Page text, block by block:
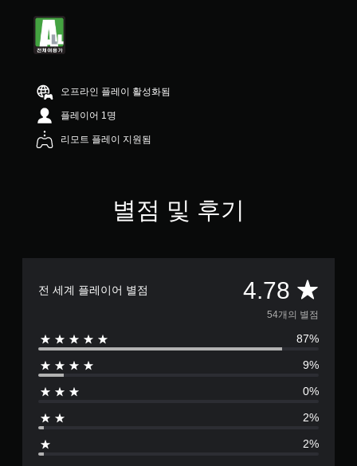
중
평
균
7
개
별
오프라인 플레이 활성화됨
플레이어 1명
리모트 플레이 지원됨
별점 및 후기
전 세계 플레이어 별점 4.78 총
5
4
별
으
54개의 별점
87%
9%
0%
2%
2%